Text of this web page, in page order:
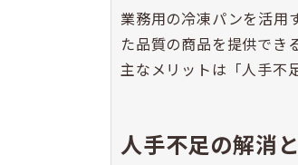
業務用の冷凍パンを活用
た品質の商品を提供でき
主なメリットは「人手不
人手不足の解消